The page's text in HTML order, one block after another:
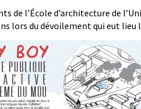
de l’École d’architecture de
lors du dévoilement qui eut lieu